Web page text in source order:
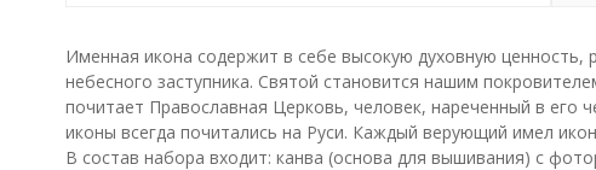
Именная икона содержит в себе высокую духовную
небесного заступника. Святой становится нашим
почитает Православная Церковь, человек, нареченный в его
иконы всегда почитались на Руси. Каждый верующий имел
В состав набора входит: канва (основа для вышивания) с